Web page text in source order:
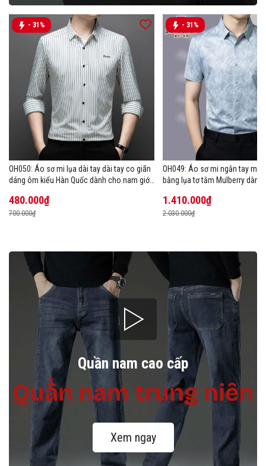
- 31%
OH050: Áo sơ mi lụa dài tay dài tay co giãn
dáng ôm kiểu Hàn Quốc dành cho nam giới,
480.000₫
700.000₫
- 31%
OH049: Áo sơ mi ngắn tay
bằng lụa tơ tằm Mulberry
1.410.000₫
2.030.000₫
Quần nam cao cấp
Quần nam trung niên
Xem ngay